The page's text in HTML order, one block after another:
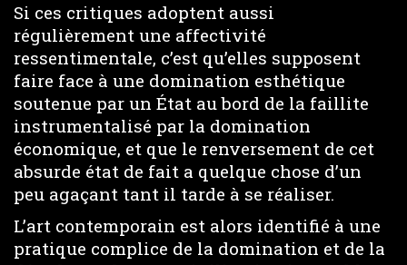
Si ces critiques adoptent aussi
régulièrement une affectivité
ressentimentale, c’est qu’elles supposent
faire face à une domination esthétique
soutenue par un État au bord de la faillite
instrumentalisé par la domination
économique, et que le renversement de cet
absurde état de fait a quelque chose d’un
peu agaçant tant il tarde à se réaliser.
L’art contemporain est alors identifié à une
pratique complice de la domination et de la